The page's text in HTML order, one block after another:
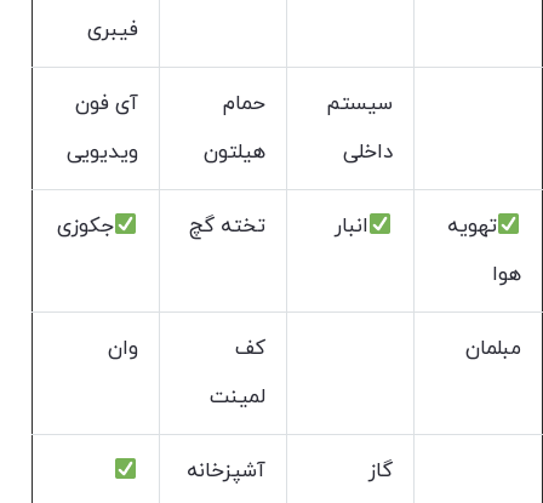
فیبری
سیستم
داخلی
حمام
هیلتون
آی فون
ویدیویی
تهویه
هوا
انبار تخته گچ جکوزی
مبلمان
کف
لمینت
وان
گاز
آشپزخانه